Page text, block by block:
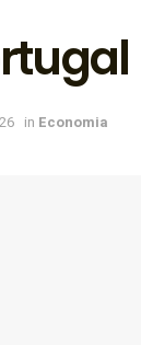
in Economia